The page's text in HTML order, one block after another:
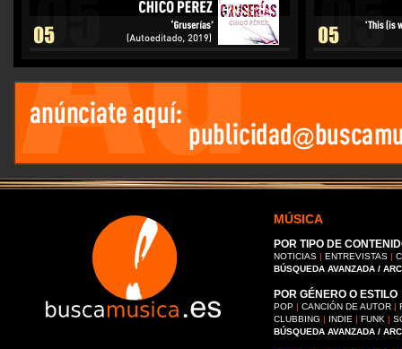
MÚSICA
POR TIPO DE
NOTICIAS | ENTREVISTAS |
BÚSQUEDA AVANZADA /
POR GÉNERO O ESTILO
POP | CANCIÓN DE AUTOR |
CLUBBING | INDIE | FUNK |
BÚSQUEDA AVANZADA /